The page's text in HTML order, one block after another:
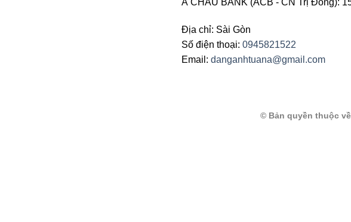
Á CHÂU BANK (ACB - CN Trị Đông):
Địa chỉ: Sài Gòn
Số điện thoại: 0945821522
Email: danganhtuana@gmail.com
© Bản quyền thuộc